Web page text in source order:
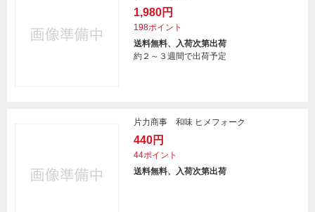
1,980円
198ポイント
送料無料、入荷次第出荷
約２～３週間で出荷予定
片力商事 和味 ヒメフォーク
440円
44ポイント
送料無料、入荷次第出荷